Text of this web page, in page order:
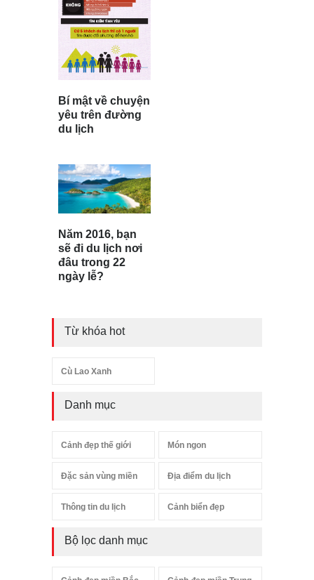
Bí mật về chuyện
yêu trên đường
du lịch
Năm 2016, bạn
sẽ đi du lịch nơi
đâu trong 22
ngày lễ?
Từ khóa hot
Cù Lao Xanh
Danh mục
Cảnh đẹp thế giới Món ngon
Đặc sản vùng miền Địa điểm du lịch
Thông tin du lịch Cảnh biển đẹp
Bộ lọc danh mục